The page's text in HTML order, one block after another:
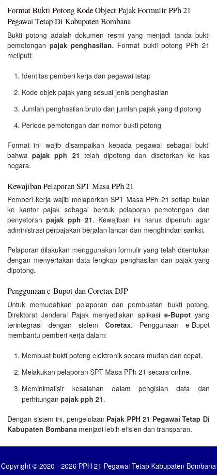
Format Bukti Potong Kode Object Pajak Formulir PPh 21
Pegawai Tetap Di Kabupaten Bombana
Bukti potong adalah dokumen resmi yang menjadi tanda bukti
pemotonganpajak penghasilan. Format bukti potong PPh 21
meliputi:
Identitas pemberi kerja dan pegawai tetap
Kode objek pajak yang sesuai jenis penghasilan
Jumlah penghasilan bruto dan jumlah pajak yang dipotong
Periode pemotongan dan nomor bukti potong
Format ini wajib disampaikan kepada pegawai sebagai bukti
bahwapajak pph 21 telah dipotong dan disetorkan ke kas
negara.
Kewajiban Pelaporan SPT Masa PPh 21
Pemberi kerja wajib melaporkan SPT Masa PPh 21 setiap bulan
ke kantor pajak sebagai bentuk pelaporan pemotongan dan
penyetoran pajak pph 21. Kewajiban ini harus dipenuhi agar
administrasi perpajakan berjalan lancar dan menghindari sanksi.
Pelaporan dilakukan menggunakan formulir yang telah ditentukan
dengan menyertakan data lengkap penghasilan dan pajak yang
dipotong.
Penggunaan e-Bupot dan Coretax DJP
Untuk memudahkan pelaporan dan pembuatan bukti potong,
Direktorat Jenderal Pajak menyediakan aplikasi e-Bupot yang
terintegrasi dengan sistem Coretax. Penggunaan e-Bupot
membantu pemberi kerja dalam:
Membuat bukti potong elektronik secara mudah dan cepat.
Melakukan pelaporan SPT Masa PPh 21 secara online.
Meminimalisir kesalahan dalam pengisian data dan
perhitungan pajak pph 21.
Dengan sistem ini, pengelolaan Pajak PPH 21 Pegawai Tetap Di
Kabupaten Bombana menjadi lebih efisien dan transparan.
Copyright © 2020 - 2026 PPH 21 Pegawai Tetap Kabupaten Bombana